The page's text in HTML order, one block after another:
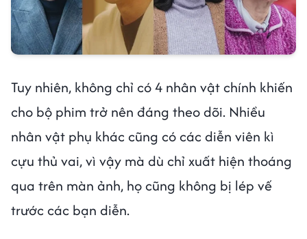
Tuy nhiên, không chỉ có 4 nhân vật chính khiến
cho bộ phim trở nên đáng theo dõi. Nhiều
nhân vật phụ khác cũng có các diễn viên kì
cựu thủ vai, vì vậy mà dù chỉ xuất hiện thoáng
qua trên màn ảnh, họ cũng không bị lép vế
trước các bạn diễn.